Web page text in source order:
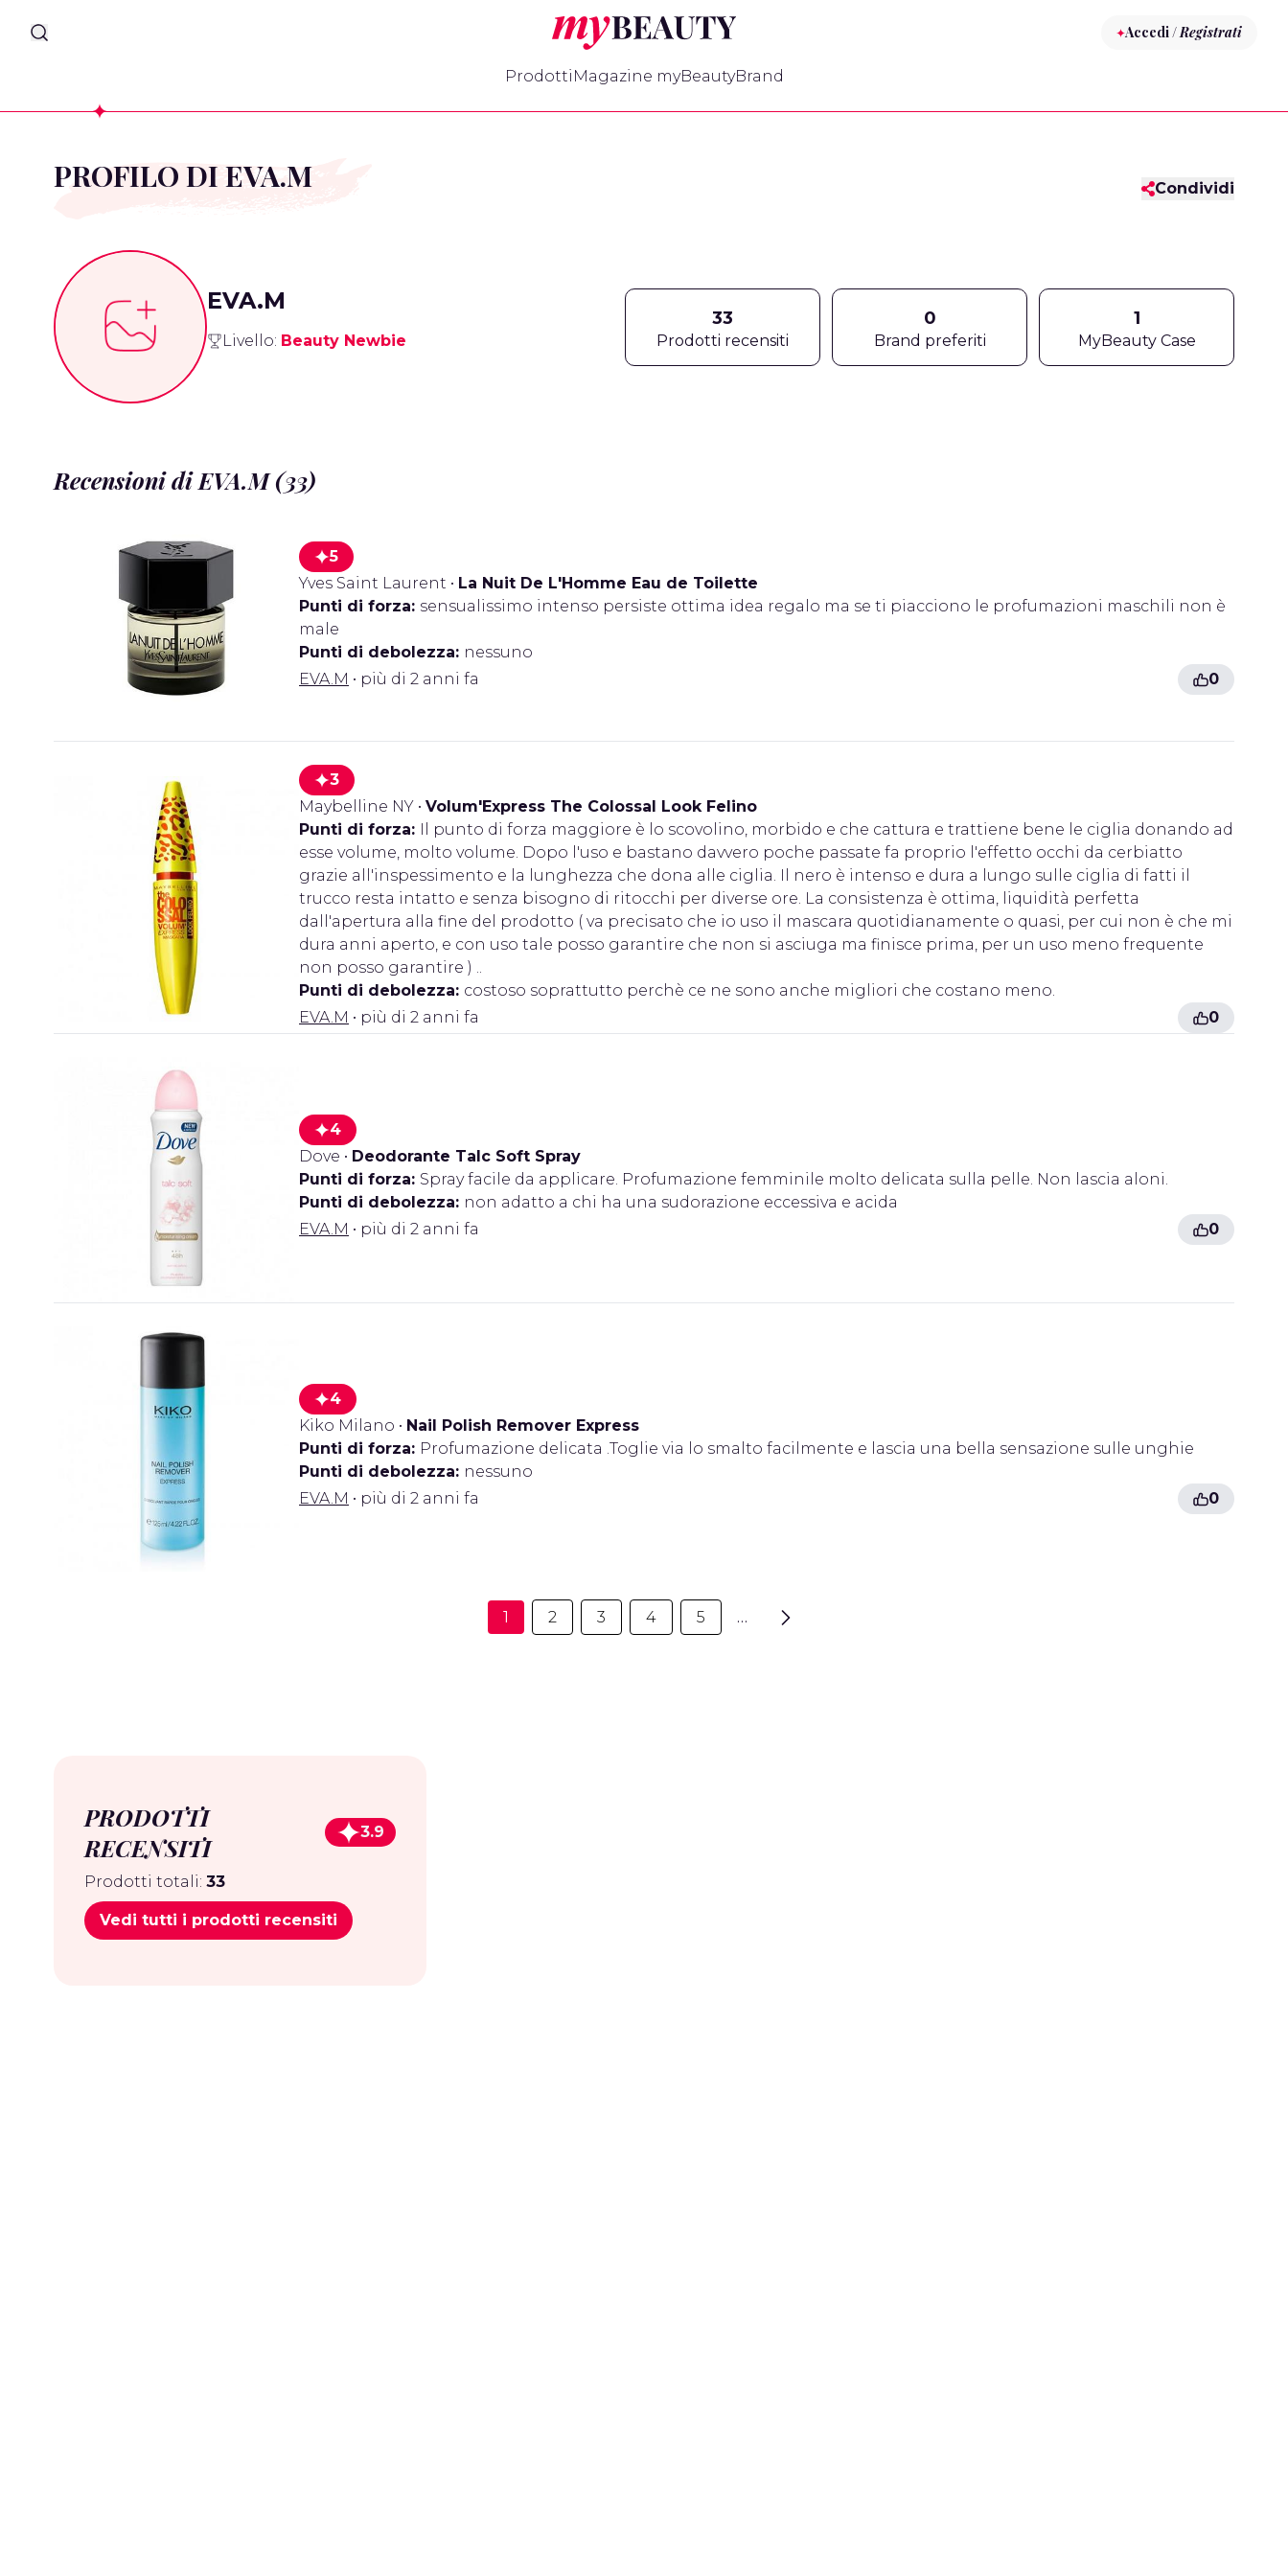
myBeauty Accedi /Registrati
Prodotti Magazine myBeautyBrand
PROFILO DI EVA.M Condividi
EVA.M
Livello: Beauty Newbie
33
Prodotti recensiti
0
Brand preferiti
1
MyBeauty Case
Recensioni di EVA.M (33)
5
Yves Saint Laurent • La Nuit De L'Homme Eau de Toilette
Punti di forza: sensualissimo intenso persiste ottima idea regalo ma se ti piacciono le profumazioni maschili non è
male
Punti di debolezza: nessuno
EVA.M • più di 2 anni fa 0
3
Maybelline NY • Volum'Express The Colossal Look Felino
Punti di forza: Il punto di forza maggiore è lo scovolino, morbido e che cattura e trattiene bene le ciglia donando ad
esse volume, molto volume. Dopo l'uso e bastano davvero poche passate fa proprio l'effetto occhi da cerbiatto
grazie all'inspessimento e la lunghezza che dona alle ciglia. Il nero è intenso e dura a lungo sulle ciglia di fatti il
trucco resta intatto e senza bisogno di ritocchi per diverse ore. La consistenza è ottima, liquidità perfetta
dall'apertura alla fine del prodotto ( va precisato che io uso il mascara quotidianamente o quasi, per cui non è che mi
dura anni aperto, e con uso tale posso garantire che non si asciuga ma finisce prima, per un uso meno frequente
non posso garantire ) ..
Punti di debolezza: costoso soprattutto perchè ce ne sono anche migliori che costano meno.
EVA.M • più di 2 anni fa 0
4
Dove • Deodorante Talc Soft Spray
Punti di forza: Spray facile da applicare. Profumazione femminile molto delicata sulla pelle. Non lascia aloni.
Punti di debolezza: non adatto a chi ha una sudorazione eccessiva e acida
EVA.M • più di 2 anni fa 0
4
Kiko Milano • Nail Polish Remover Express
Punti di forza: Profumazione delicata .Toglie via lo smalto facilmente e lascia una bella sensazione sulle unghie
Punti di debolezza: nessuno
EVA.M • più di 2 anni fa 0
1 2 3 4 5 …
PRODOTTI
RECENSITI
3.9
Prodotti totali: 33
Vedi tutti i prodotti recensiti